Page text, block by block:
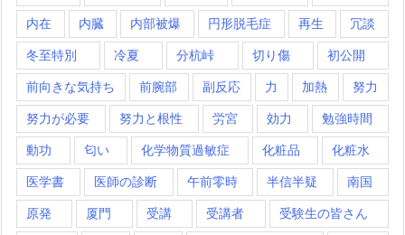
内在 内臓 内部被爆 円形脱毛症 再生 冗談
冬至特別 冷夏 分杭峠 切り傷 初公開
前向きな気持ち 前腕部 副反応 力 加熱 努力
努力が必要 努力と根性 労宮 効力 勉強時間
動功 匂い 化学物質過敏症 化粧品 化粧水
医学書 医師の診断 午前零時 半信半疑 南国
原発 厦門 受講 受講者 受験生の皆さん